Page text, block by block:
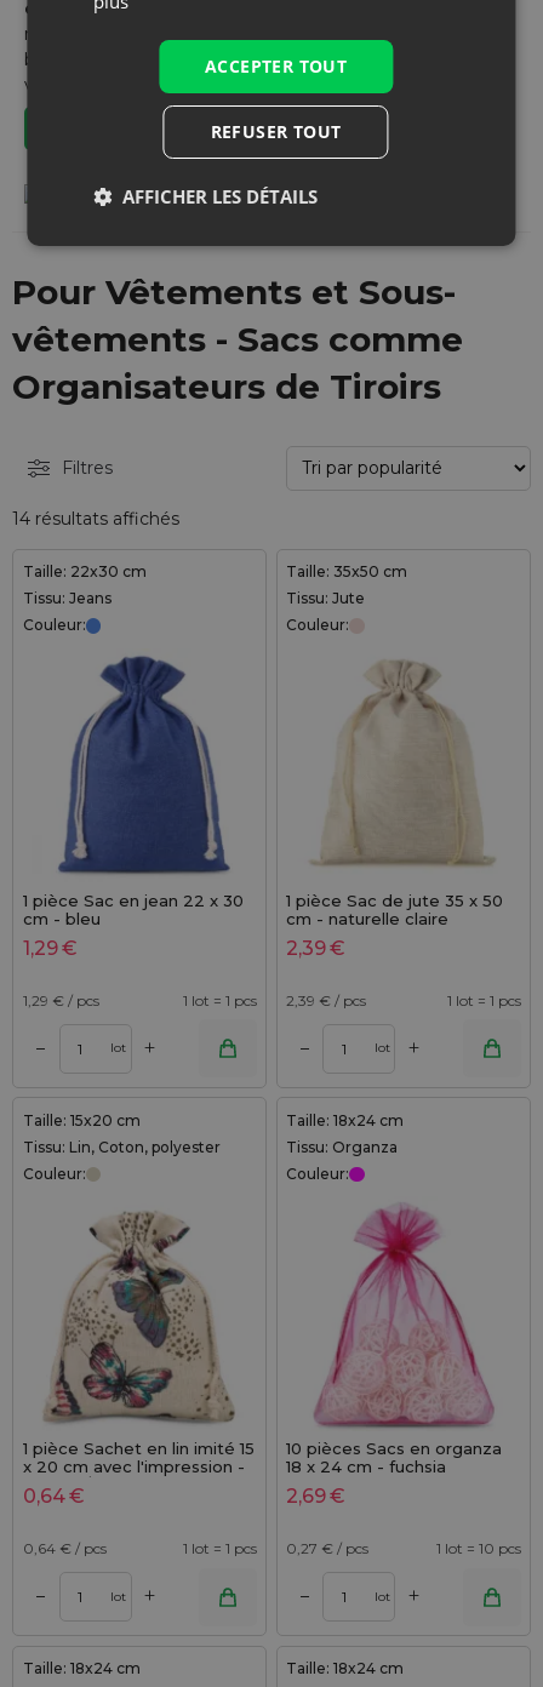
ordre
. Choisissez parmi une variété de tailles et de
matériaux pour adapter parfaitement les sachets à vos
besoins. Avec nos produits, ranger et organiser vos
vêtements deviendra plus facile que jamais.
Acheter des pochettes à vêtements fonctionnelles
Pour Vêtements et Sous-
vêtements - Sacs comme
Organisateurs de Tiroirs
Filtres
14 résultats affichés
Taille: 22x30 cm
Tissu: Jeans
Couleur:
1 pièce Sac en jean 22 x 30
cm - bleu
1,29€
1,29 € / pcs 1 lot = 1 pcs
– lot +
Taille: 35x50 cm
Tissu: Jute
Couleur:
1 pièce Sac de jute 35 x 50
cm - naturelle claire
2,39€
2,39 € / pcs 1 lot = 1 pcs
– lot +
Taille: 15x20 cm
Tissu: Lin, Coton, polyester
Couleur:
1 pièce Sachet en lin imité 15
x 20 cm avec l'impression -
naturel / papillon
0,64€
0,64 € / pcs 1 lot = 1 pcs
– lot +
Taille: 18x24 cm
Tissu: Organza
Couleur:
10 pièces Sacs en organza
18 x 24 cm - fuchsia
2,69€
0,27 € / pcs 1 lot = 10 pcs
– lot +
Taille: 18x24 cm
Taille: 18x24 cm
ACCEPTER TOUT
REFUSER TOUT
AFFICHER LES DÉTAILS